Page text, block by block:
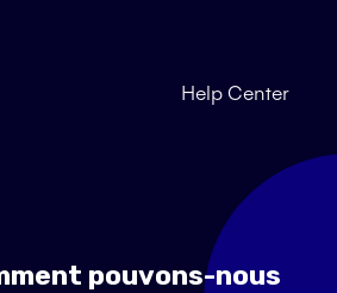
le sous-menu pour les traductions
Help Center
pouvons-nous